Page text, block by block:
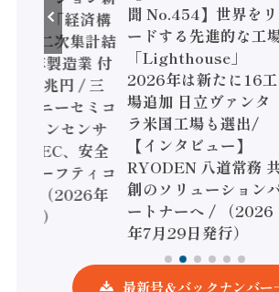
】「経済構
調査二次集計結
年製造業 付
額86兆円 / 三
とソニーセミコ
ジョンセンサ
/ IDEC、安全
すセーフティコ
ーラ（2026年
発行）
聞 No.454】世界をリ
ードする先進的な工
「Lighthouse」
2026年は新たに16工
場追加 日立ヴァンタ
ラ米国工場も選出/
【インタビュー】
RYODEN 八道常務
創のソリューション
ートナーへ / （2026
年7月29日発行）
最新号＆バックナンバー